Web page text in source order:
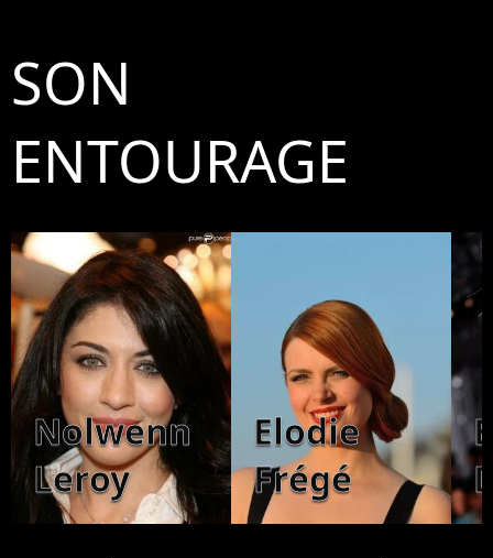
SON
ENTOURAGE
Nolwenn
Leroy
Elodie
Frégé